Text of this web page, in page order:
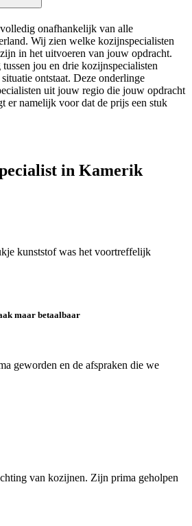
onafhankelijk van alle
Wij zien welke kozijnspecialisten
in het uitvoeren van jouw opdracht.
jou en drie kozijnspecialisten
ontstaat. Deze onderlinge
uit jouw regio die jouw opdracht
er namelijk voor dat de prijs een stuk
in Kamerik
kunststof was het voortreffelijk
maar betaalbaar
geworden en de afspraken die we
van kozijnen. Zijn prima geholpen